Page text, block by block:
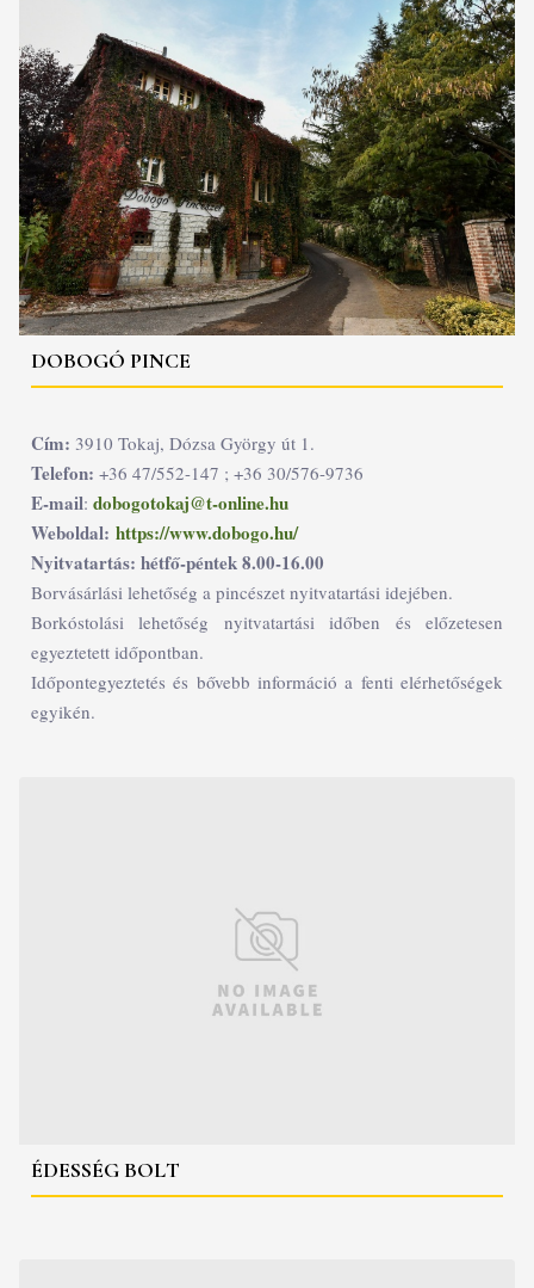
DOBOGÓ PINCE
Cím: 3910 Tokaj, Dózsa György út 1.
Telefon: +36 47/552-147 ; +36 30/576-9736
E-mail: dobogotokaj@t-online.hu
Weboldal: https://www.dobogo.hu/
Nyitvatartás: hétfő-péntek 8.00-16.00
Borvásárlási lehetőség a pincészet nyitvatartási idejében.
Borkóstolási lehetőség nyitvatartási időben és előzetesen
egyeztetett időpontban.
Időpontegyeztetés és bővebb információ a fenti elérhetőségek
egyikén.
ÉDESSÉG BOLT